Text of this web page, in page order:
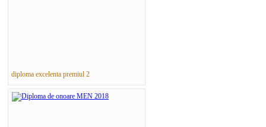
diploma excelenta premiul 2